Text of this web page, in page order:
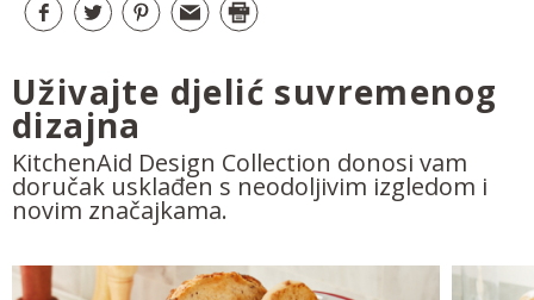
Uživajte djelić suvremenog
dizajna
KitchenAid Design Collection donosi vam
doručak usklađen s neodoljivim izgledom i
novim značajkama.